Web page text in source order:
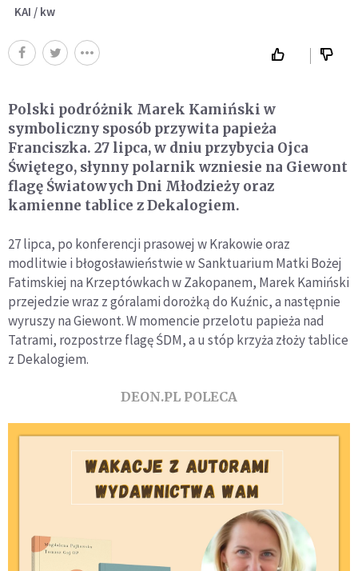
KAI / kw
Polski podróżnik Marek Kamiński w
symboliczny sposób przywita papieża
Franciszka. 27 lipca, w dniu przybycia Ojca
Świętego, słynny polarnik wzniesie na Giewont
flagę Światowych Dni Młodzieży oraz
kamienne tablice z Dekalogiem.
27 lipca, po konferencji prasowej w Krakowie oraz
modlitwie i błogosławieństwie w Sanktuarium Matki Bożej
Fatimskiej na Krzeptówkach w Zakopanem, Marek Kamiński
przejedzie wraz z góralami dorożką do Kuźnic, a następnie
wyruszy na Giewont. W momencie przelotu papieża nad
Tatrami, rozpostrze flagę ŚDM, a u stóp krzyża złoży tablice
z Dekalogiem.
DEON.PL POLECA